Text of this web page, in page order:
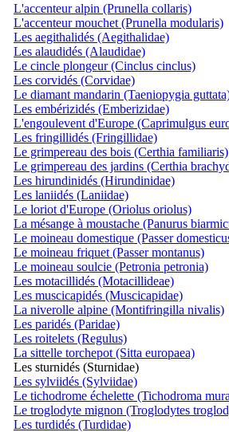
L'accenteur alpin (Prunella collaris)
L'accenteur mouchet (Prunella modularis)
Les aegithalidés (Aegithalidae)
Les alaudidés (Alaudidae)
Le cincle plongeur (Cinclus cinclus)
Les corvidés (Corvidae)
Le diamant mandarin (Taeniopygia
Les embérizidés (Emberizidae)
L'engoulevent d'Europe (Caprimulgus
Les fringillidés (Fringillidae)
Le grimpereau des bois (Certhia familiaris)
Le grimpereau des jardins (Certhia
Les hirundinidés (Hirundinidae)
Les laniidés (Laniidae)
Le loriot d'Europe (Oriolus oriolus)
La mésange à moustache (Panurus
Le moineau domestique (Passer
Le moineau friquet (Passer montanus)
Le moineau soulcie (Petronia petronia)
Les motacillidés (Motacillideae)
Les muscicapidés (Muscicapidae)
La niverolle alpine (Montifringilla nivalis)
Les paridés (Paridae)
Les roitelets (Regulus)
La sittelle torchepot (Sitta europaea)
Les sturnidés (Sturnidae)
Les sylviidés (Sylviidae)
Le tichodrome échelette (Tichodroma
Le troglodyte mignon (Troglodytes
Les turdidés (Turdidae)